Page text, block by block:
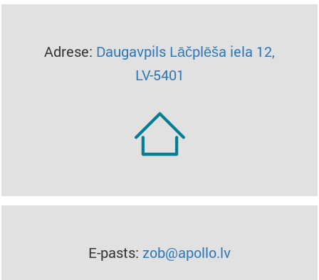
Adrese: Daugavpils Lāčplēša iela 12,
LV-5401
E-pasts: zob@apollo.lv